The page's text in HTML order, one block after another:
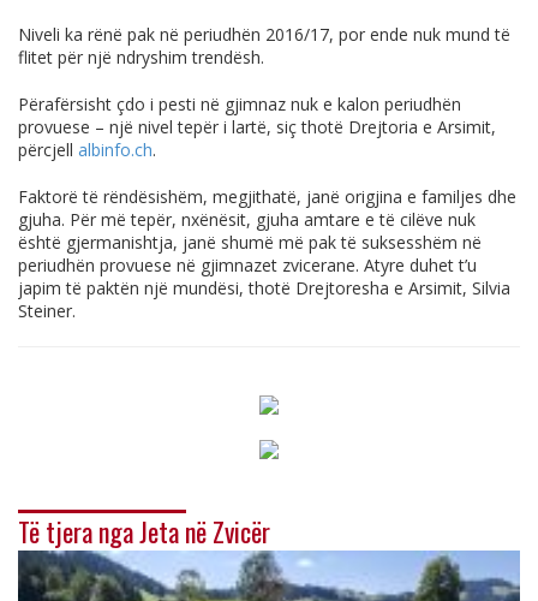
Niveli ka rënë pak në periudhën 2016/17, por ende nuk mund të
flitet për një ndryshim trendësh.
Përafërsisht çdo i pesti në gjimnaz nuk e kalon periudhën
provuese – një nivel tepër i lartë, siç thotë Drejtoria e Arsimit,
përcjell albinfo.ch.
Faktorë të rëndësishëm, megjithatë, janë origjina e familjes dhe
gjuha. Për më tepër, nxënësit, gjuha amtare e të cilëve nuk
është gjermanishtja, janë shumë më pak të suksesshëm në
periudhën provuese në gjimnazet zvicerane. Atyre duhet t’u
japim të paktën një mundësi, thotë Drejtoresha e Arsimit, Silvia
Steiner.
Të tjera nga Jeta në Zvicër